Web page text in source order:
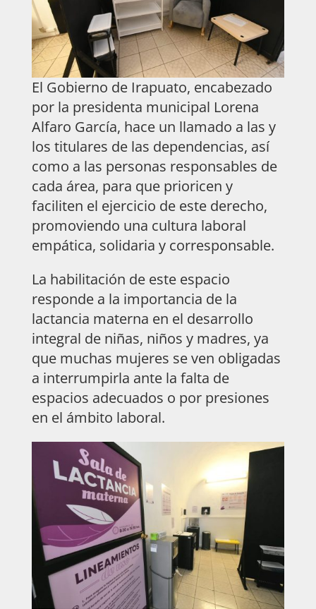
El Gobierno de Irapuato, encabezado
por la presidenta municipal Lorena
Alfaro García, hace un llamado a las y
los titulares de las dependencias, así
como a las personas responsables de
cada área, para que prioricen y
faciliten el ejercicio de este derecho,
promoviendo una cultura laboral
empática, solidaria y corresponsable.
La habilitación de este espacio
responde a la importancia de la
lactancia materna en el desarrollo
integral de niñas, niños y madres, ya
que muchas mujeres se ven obligadas
a interrumpirla ante la falta de
espacios adecuados o por presiones
en el ámbito laboral.